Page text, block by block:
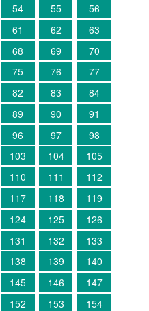
54 55
56
61 62
63
68 69
70
75 76
77
82 83
84
89 90
91
96 97
98
103 104
105
110 111
112
117 118
119
124 125
126
131 132
133
138 139
140
145 146
147
152 153
154